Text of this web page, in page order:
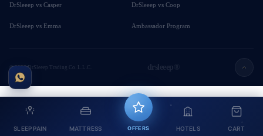
DrSleeep vs Casper DrSleeep vs Coop
DrSleeep vs Emma Ambassador Program
© 2026 DrSleeep Trading Co. L.L.C. drsleeep®
SLEEP PAIN MATTRESS OFFERS HOTELS CART